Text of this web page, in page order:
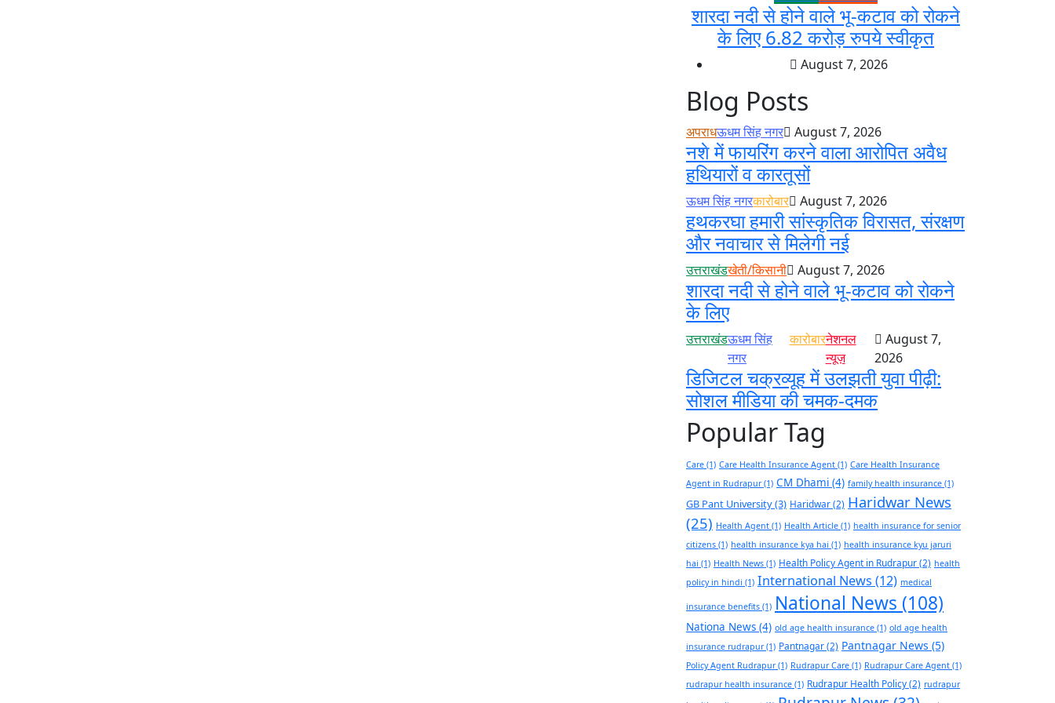
शारदा नदी से होने वाले भू-कटाव को रोकने
के लिए 6.82 करोड़ रुपये स्वीकृत
August 7, 2026
Blog Posts
अपराधऊधम सिंह नगर August 7, 2026
नशे में फायरिंग करने वाला आरोपित अवैध
हथियारों व कारतूसों
ऊधम सिंह नगरकारोबार August 7, 2026
हथकरघा हमारी सांस्कृतिक विरासत, संरक्षण
और नवाचार से मिलेगी नई
उत्तराखंडखेती/किसानी August 7, 2026
शारदा नदी से होने वाले भू-कटाव को रोकने
के लिए
उत्तराखंडऊधम सिंह
नगर
कारोबारनेशनल
न्यूज़
August 7,
2026
डिजिटल चक्रव्यूह में उलझती युवा पीढ़ी:
सोशल मीडिया की चमक-दमक
Popular Tag
Care (1) Care Health Insurance Agent (1) Care Health Insurance
Agent in Rudrapur(1) CM Dhami (4) family health insurance (1)
GB Pant University(3) Haridwar(2) Haridwar News
(25) Health Agent (1) Health Article (1) health insurance for senior
citizens (1) health insurance kya hai (1) health insurance kyu jaruri
hai (1) Health News (1) Health Policy Agent in Rudrapur(2) health
policy in hindi (1) International News (12) medical
insurance benefits (1) National News (108)
Nationa News (4) old age health insurance (1) old age health
insurance rudrapur(1) Pantnagar(2) Pantnagar News (5)
Policy Agent Rudrapur(1) Rudrapur Care (1) Rudrapur Care Agent (1)
rudrapur health insurance (1) Rudrapur Health Policy(2) rudrapur